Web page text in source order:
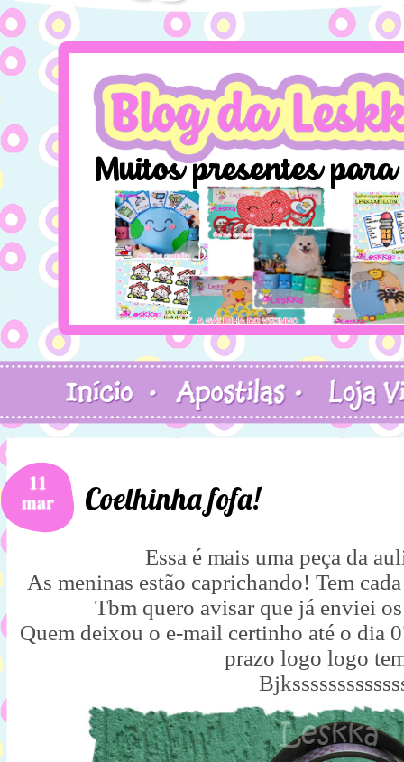
11
mar Coelhinha fofa!
Essa é mais uma peça da
As meninas estão caprichando! Tem
Tbm quero avisar que já enviei
Quem deixou o e-mail certinho até o dia
prazo logo logo